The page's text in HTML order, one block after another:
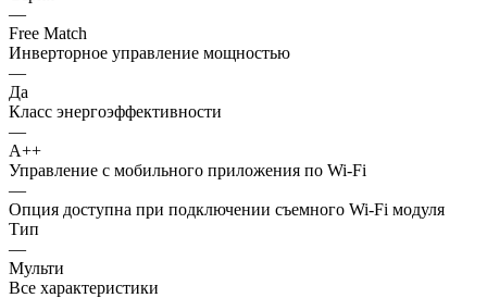
—
Free Match
Инверторное управление мощностью
—
Да
Класс энергоэффективности
—
A++
Управление c мобильного приложения по Wi-Fi
—
Опция доступна при подключении съемного Wi-Fi модуля
Тип
—
Мульти
Все характеристики